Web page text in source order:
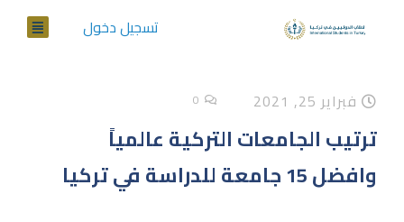
تسجيل دخول
فبراير 25, 2021 0
ترتيب الجامعات التركية عالمياً
وافضل 15 جامعة للدراسة في تركيا